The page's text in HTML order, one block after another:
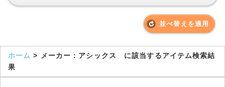
並べ替えを適用
ホーム > メーカー：アシックス に該当するアイテム検索結
果